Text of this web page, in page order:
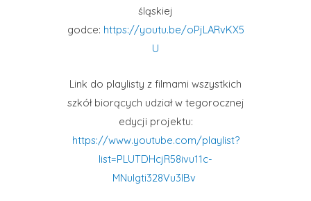
śląskiej
godce: https://youtu.be/oPjLARvKX5
U
Link do playlisty z filmami wszystkich
szkół biorących udział w tegorocznej
edycji projektu:
https://www.youtube.com/playlist?
list=PLUTDHcjR58ivu11c-
MNulgti328Vu3lBv